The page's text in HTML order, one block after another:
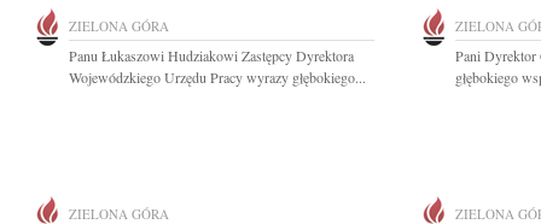
ZIELONA GÓRA
Panu Łukaszowi Hudziakowi Zastępcy Dyrektora
Wojewódzkiego Urzędu Pracy wyrazy głębokiego...
ZIELONA
Pani
głębokiego
ZIELONA GÓRA ZIELONA